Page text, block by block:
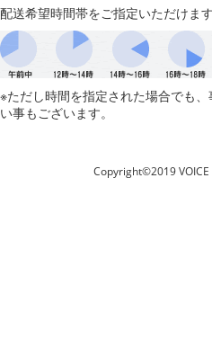
配送希望時間帯をご指定いただけます
※ただし時間を指定された場合でも
い事もございます。
Copyright©2019